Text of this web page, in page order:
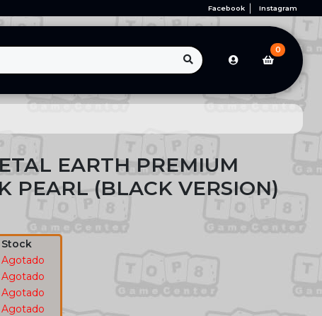
Facebook Instagram
0
EARTH PREMIUM
PEARL (BLACK VERSION)
Stock
Agotado
Agotado
Agotado
Agotado